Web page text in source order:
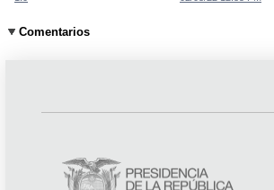
Comentarios